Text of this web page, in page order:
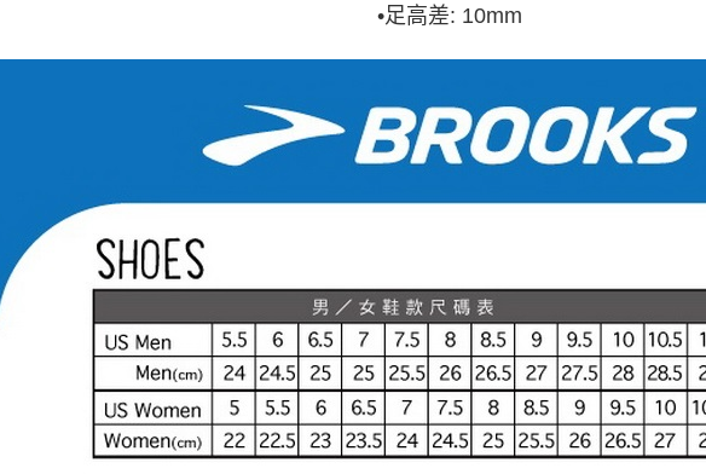
•足高差: 10mm